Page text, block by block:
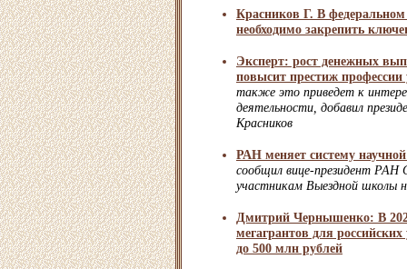
Красников Г. В федеральном
необходимо закрепить
Эксперт: рост денежных
повысит престиж профессии
также это приведет к
деятельности, добавил
Красников
РАН меняет систему
сообщил вице-президент РАН
участникам Выездной школы
Дмитрий Чернышенко: В
мегагрантов для
до 500 млн рублей